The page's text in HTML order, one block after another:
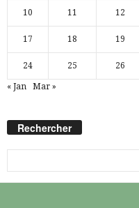
10 11 12
17 18 19
24 25 26
« Jan Mar »
Rechercher